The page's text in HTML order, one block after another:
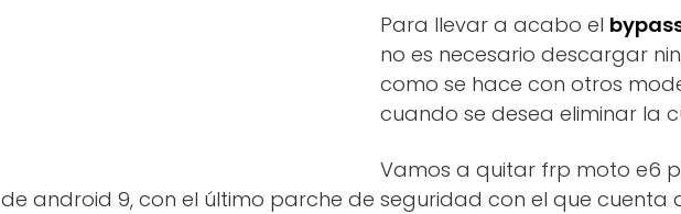
Para llevar a acabo el
no es necesario descargar
como se hace con otros
cuando se desea eliminar la
Vamos a quitar frp moto e6
de android 9, con el último parche de seguridad con el que cuenta